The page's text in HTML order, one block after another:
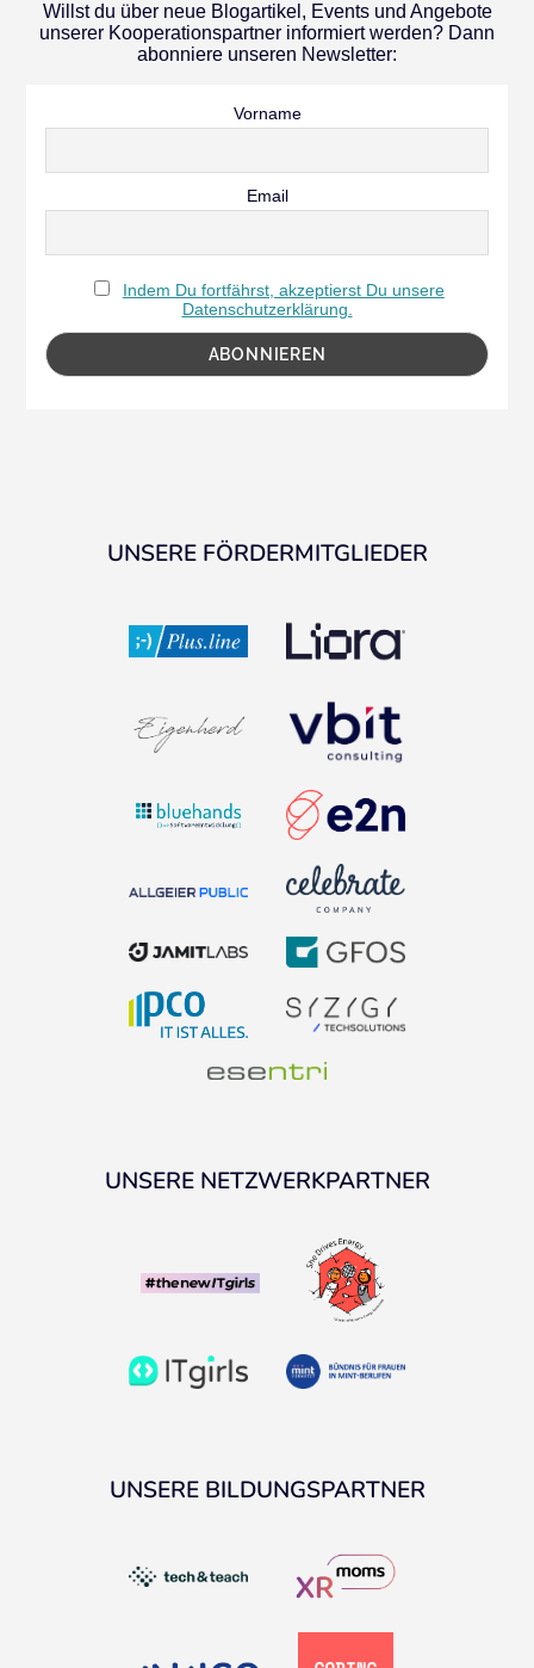
Willst du über neue Blogartikel, Events und Angebote
unserer Kooperationspartner informiert werden? Dann
abonniere unseren Newsletter:
Vorname
Email
Indem Du fortfährst, akzeptierst Du unsere
Datenschutzerklärung.
UNSERE FÖRDERMITGLIEDER
UNSERE NETZWERKPARTNER
UNSERE BILDUNGSPARTNER